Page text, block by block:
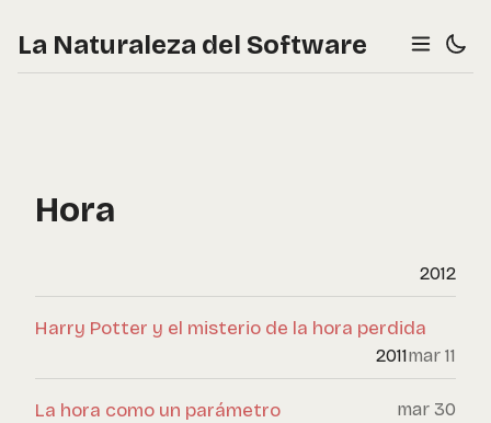
La Naturaleza del Software
Hora
2012
Harry Potter y el misterio de la hora perdida
mar 11
2011
La hora como un parámetro mar 30